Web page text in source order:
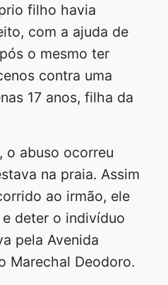
filho havia
com a ajuda de
o mesmo ter
contra uma
17 anos, filha da
o abuso ocorreu
na praia. Assim
ao irmão, ele
deter o indivíduo
pela Avenida
Marechal Deodoro.